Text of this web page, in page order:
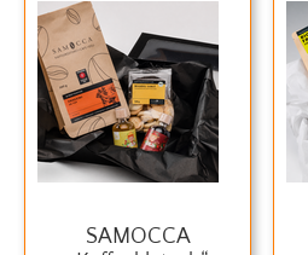
SAMOCCA